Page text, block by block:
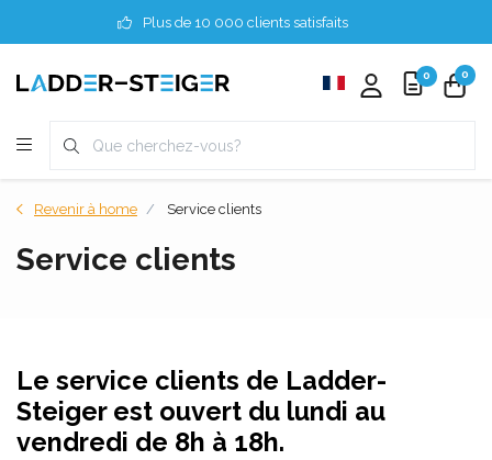
Plus de 10 000 clients satisfaits
0 0
Revenir à home Service clients
Service clients
Le service clients de Ladder-
Steiger est ouvert du lundi au
vendredi de 8h à 18h.